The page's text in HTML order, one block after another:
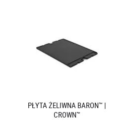
PŁYTA ŻELIWNA BARON™ |
CROWN™